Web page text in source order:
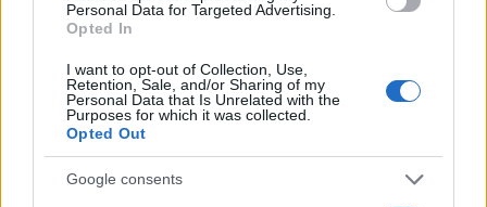
Personal Data for Targeted Advertising.
Opted In
I want to opt-out of Collection, Use,
Retention, Sale, and/or Sharing of my
Personal Data that Is Unrelated with the
Purposes for which it was collected.
Opted Out
Google consents
quello di creare una riserva nazionale delle forze
armate, ispirandosi a modelli come quello svizzero e
israeliano, anche se da attivare solo in casi estremi.
Infine, Crosetto ha espresso preoccupazione per la
situazione nel Mar Rosso, dove diverse guerre
stanno avendo luogo. Egli ritiene che Cina e Russia